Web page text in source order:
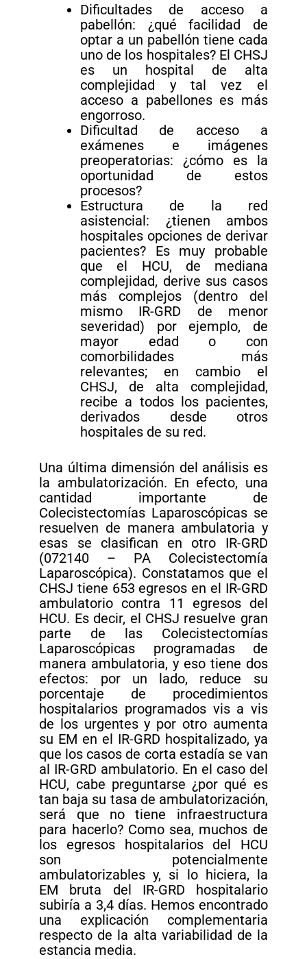
Dificultades de acceso a
pabellón: ¿qué facilidad de
optar a un pabellón tiene cada
uno de los hospitales? El CHSJ
es un hospital de alta
complejidad y tal vez el
acceso a pabellones es más
engorroso.
Dificultad de acceso a
exámenes e imágenes
preoperatorias: ¿cómo es la
oportunidad de estos
procesos?
Estructura de la red
asistencial: ¿tienen ambos
hospitales opciones de derivar
pacientes? Es muy probable
que el HCU, de mediana
complejidad, derive sus casos
más complejos (dentro del
mismo IR-GRD de menor
severidad) por ejemplo, de
mayor edad o con
comorbilidades más
relevantes; en cambio el
CHSJ, de alta complejidad,
recibe a todos los pacientes,
derivados desde otros
hospitales de su red.
Una última dimensión del análisis es
la ambulatorización. En efecto, una
cantidad importante de
Colecistectomías Laparoscópicas se
resuelven de manera ambulatoria y
esas se clasifican en otro IR-GRD
(072140 – PA Colecistectomía
Laparoscópica). Constatamos que el
CHSJ tiene 653 egresos en el IR-GRD
ambulatorio contra 11 egresos del
HCU. Es decir, el CHSJ resuelve gran
parte de las Colecistectomías
Laparoscópicas programadas de
manera ambulatoria, y eso tiene dos
efectos: por un lado, reduce su
porcentaje de procedimientos
hospitalarios programados vis a vis
de los urgentes y por otro aumenta
su EM en el IR-GRD hospitalizado, ya
que los casos de corta estadía se van
al IR-GRD ambulatorio. En el caso del
HCU, cabe preguntarse ¿por qué es
tan baja su tasa de ambulatorización,
será que no tiene infraestructura
para hacerlo? Como sea, muchos de
los egresos hospitalarios del HCU
son potencialmente
ambulatorizables y, si lo hiciera, la
EM bruta del IR-GRD hospitalario
subiría a 3,4 días. Hemos encontrado
una explicación complementaria
respecto de la alta variabilidad de la
estancia media.